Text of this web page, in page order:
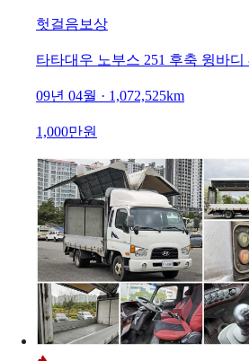
헛걸음보상
타타대우 노부스 251 후축 윙바디
09년 04월 · 1,072,525km
1,000만원